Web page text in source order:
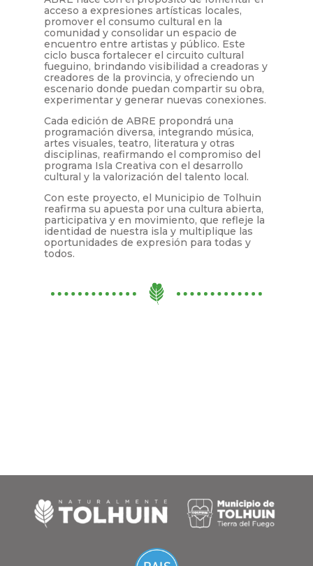
acceso a expresiones artísticas locales,
promover el consumo cultural en la
comunidad y consolidar un espacio de
encuentro entre artistas y público. Este
ciclo busca fortalecer el circuito cultural
fueguino, brindando visibilidad a creadoras y
creadores de la provincia, y ofreciendo un
escenario donde puedan compartir su obra,
experimentar y generar nuevas conexiones.
Cada edición de ABRE propondrá una
programación diversa, integrando música,
artes visuales, teatro, literatura y otras
disciplinas, reafirmando el compromiso del
programa Isla Creativa con el desarrollo
cultural y la valorización del talento local.
Con este proyecto, el Municipio de Tolhuin
reafirma su apuesta por una cultura abierta,
participativa y en movimiento, que refleje la
identidad de nuestra isla y multiplique las
oportunidades de expresión para todas y
todos.